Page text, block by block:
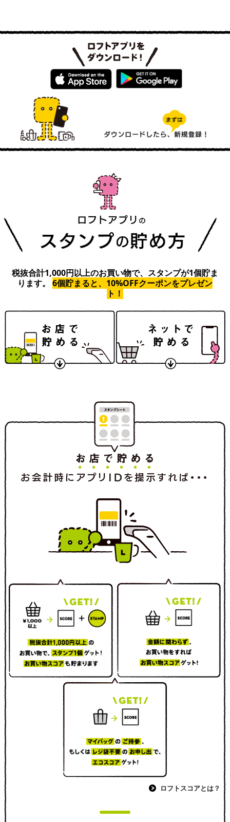
税抜合計1,000円以上のお買い物で、スタンプが1個貯ま
ります。
6個貯まると、10%OFFクーポンをプレゼン
ト！
ロフトスコアとは？